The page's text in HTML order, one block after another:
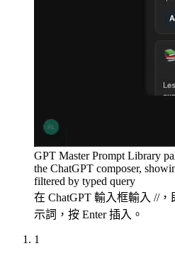
GPT Master Prompt Library
the ChatGPT composer,
filtered by typed query
在 ChatGPT 輸入框輸入 //
示詞，按 Enter 插入。
1